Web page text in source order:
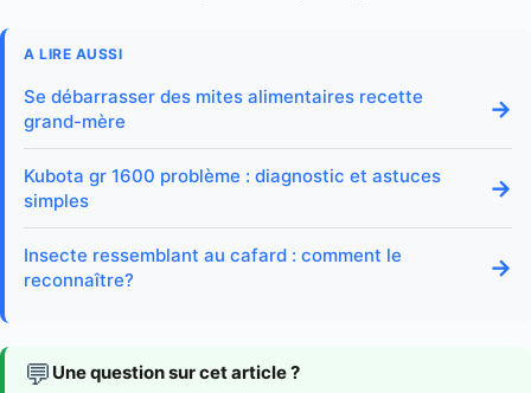
A LIRE AUSSI
Se débarrasser des mites alimentaires recette
grand-mère
→
Kubota gr 1600 problème : diagnostic et astuces
simples
→
Insecte ressemblant au cafard : comment le
reconnaître?
→
💬 Une question sur cet article ?